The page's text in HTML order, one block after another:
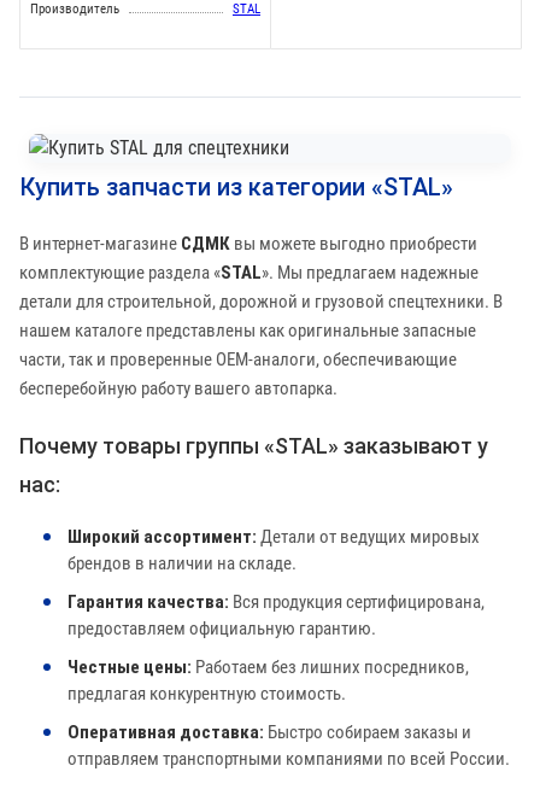
Производитель
STAL
Купить запчасти из категории «STAL»
В интернет-магазине СДМК вы можете выгодно приобрести
комплектующие раздела «STAL». Мы предлагаем надежные
детали для строительной, дорожной и грузовой спецтехники. В
нашем каталоге представлены как оригинальные запасные
части, так и проверенные OEM-аналоги, обеспечивающие
бесперебойную работу вашего автопарка.
Почему товары группы «STAL» заказывают у
нас:
Широкий ассортимент: Детали от ведущих мировых
брендов в наличии на складе.
Гарантия качества: Вся продукция сертифицирована,
предоставляем официальную гарантию.
Честные цены: Работаем без лишних посредников,
предлагая конкурентную стоимость.
Оперативная доставка: Быстро собираем заказы и
отправляем транспортными компаниями по всей России.